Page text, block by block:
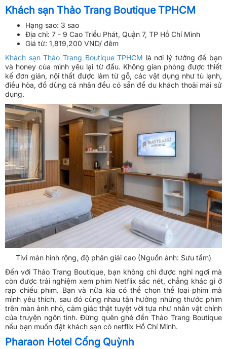
Khách sạn Thảo Trang Boutique TPHCM
Hạng sao: 3 sao
Địa chỉ: 7 - 9 Cao Triều Phát, Quận 7, TP Hồ Chí Minh
Giá từ: 1,819,200 VND/ đêm
Khách sạn Thảo Trang Boutique TPHCM là nơi lý tưởng để bạn
và honey của mình yêu lại từ đầu. Không gian phòng được thiết
kế đơn giản, nội thất được làm từ gỗ, các vật dụng như tủ lạnh,
điều hòa, đồ dùng cá nhân đều có sẵn để du khách thoải mái sử
dụng.
Tivi màn hình rộng, độ phân giải cao (Nguồn ảnh: Sưu tầm)
Đến với Thảo Trang Boutique, bạn không chỉ được nghỉ ngơi mà
còn được trải nghiệm xem phim Netflix sắc nét, chẳng khác gì ở
rạp chiếu phim. Bạn và nửa kia có thể chọn thể loại phim mà
mình yêu thích, sau đó cùng nhau tận hưởng những thước phim
trên màn ảnh nhỏ, cảm giác thật tuyệt vời tựa như nhân vật chính
của truyện ngôn tình. Đừng quên ghé đến Thảo Trang Boutique
nếu bạn muốn đặt khách sạn có netflix Hồ Chí Minh.
Pharaon Hotel Cống Quỳnh